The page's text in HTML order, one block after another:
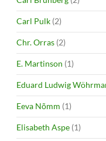
Carl Pulk (2)
Chr. Orras (2)
E. Martinson (1)
Eduard Ludwig
Eeva Nõmm (1)
Elisabeth Aspe (1)